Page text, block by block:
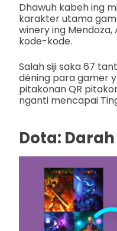
Dhawuh kabeh ing
karakter utama
winery ing
kode-kode.
Salah siji saka 67
déning para gamer
pitakonan QR
nganti mencapai
Dota: